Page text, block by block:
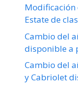
Modificación
Estate de
Cambio del
disponible a
Cambio del
y Cabriolet